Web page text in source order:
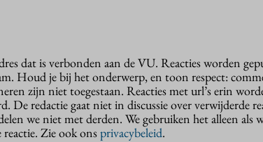
dat is verbonden aan de VU. Reacties worden
Houd je bij het onderwerp, en toon respect:
zijn niet toegestaan. Reacties met url’s erin
De redactie gaat niet in discussie over verwijderde
we niet met derden. We gebruiken het alleen als
Zie ook onsprivacybeleid.